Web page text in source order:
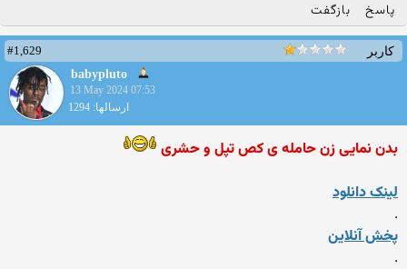
پاسخ بازگفت
کاربر
#1,629
babypluto
13 May 2024 07:53
ارسالها: 1294
بدن نمایی زن حامله ی کص تپل و حشری
لینک دانلود
.
پخش آنلاین
.